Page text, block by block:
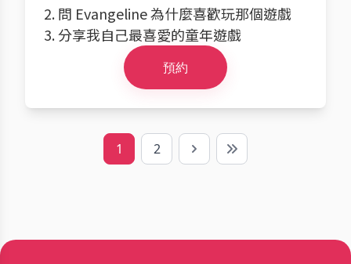
2. 問 Evangeline 為什麼喜歡玩那個遊戲
3. 分享我自己最喜愛的童年遊戲
預約
1 2 Next Last